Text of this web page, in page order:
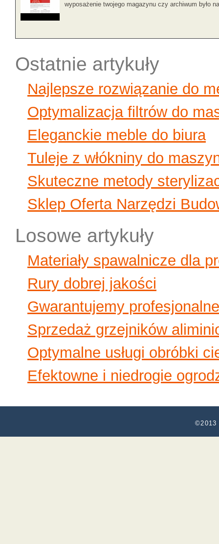
wyposażenie twojego magazynu czy archiwum było
Ostatnie artykuły
Najlepsze rozwiązanie do
Optymalizacja filtrów do
Eleganckie meble do biura
Tuleje z włókniny do
Skuteczne metody
Sklep Oferta Narzędzi
Losowe artykuły
Materiały spawalnicze dla
Rury dobrej jakości
Gwarantujemy
Sprzedaż grzejników
Optymalne usługi obróbki
Efektowne i niedrogie
©2013